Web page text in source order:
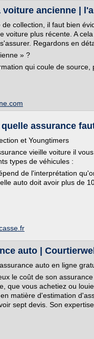
voiture ancienne |
collection, il faut bien
voiture plus récente. A
Regardons en
» ?
coule de source,
assurance
et Youngtimers
vieille voiture il
types de véhicules :
de l'interprétation
auto doit avoir plus de
auto |
auto en ligne
le coût de son
que vous achetiez ou
matière d'estimation
sept devis. Son expertise